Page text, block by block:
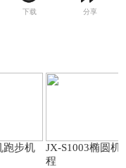
下载 分享
跑步机
JX-S1003椭圆机
程